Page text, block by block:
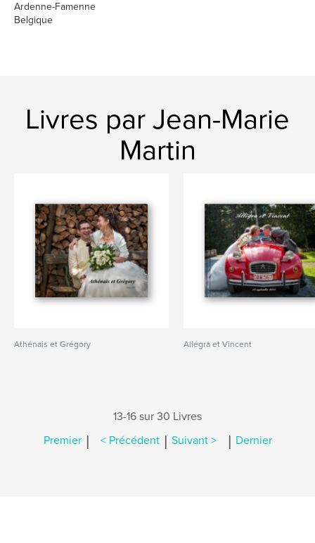
Ardenne-Famenne
Belgique
Livres par Jean-Marie
Martin
Athénais et Grégory Allégra et Vincent
13-16 sur 30 Livres
Premier | < Précédent | Suivant > | Dernier